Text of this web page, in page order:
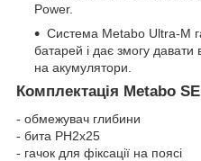
Power.
Система Metabo Ultra-M
батарей і дає змогу давати
на акумулятори.
Комплектація Metabo
- обмежувач глибини
- бита PH2x25
- гачок для фіксації на поясі